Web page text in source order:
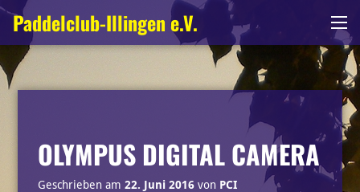
Zum
Inhalt
springen
Paddelclub-Illingen e.V.
OLYMPUS DIGITAL CAMERA
Geschrieben am 22. Juni 2016von PCI